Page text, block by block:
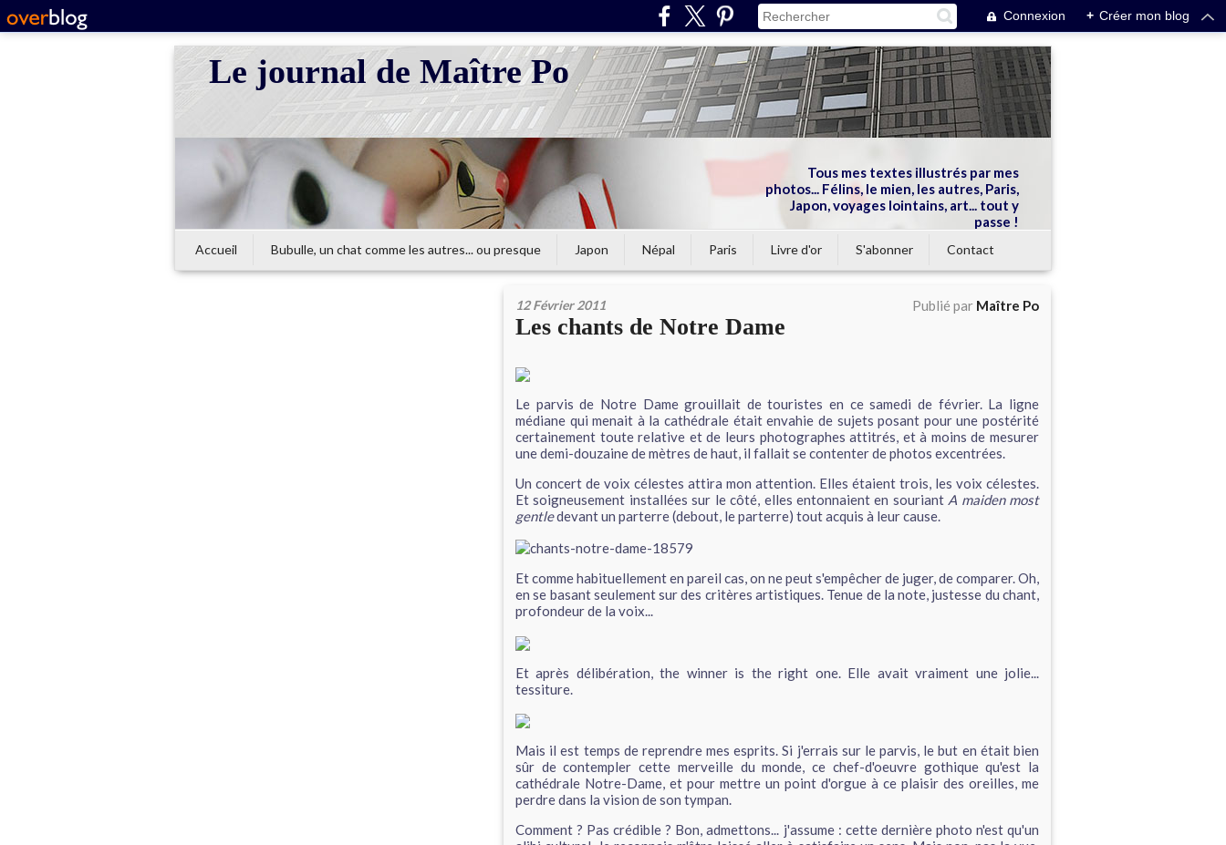
Connexion + Créer mon blog
Le journal de Maître Po
Tous mes textes illustrés par mes
photos... Félins, le mien, les autres, Paris,
Japon, voyages lointains, art... tout y
passe !
Accueil Bubulle, un chat comme les autres... ou presque Japon Népal Paris Livre d'or S'abonner Contact
12 Février 2011 Publié par Maître Po
Les chants de Notre Dame
Le parvis de Notre Dame grouillait de touristes en ce samedi de février. La ligne
médiane qui menait à la cathédrale était envahie de sujets posant pour une postérité
certainement toute relative et de leurs photographes attitrés, et à moins de mesurer
une demi-douzaine de mètres de haut, il fallait se contenter de photos excentrées.
Un concert de voix célestes attira mon attention. Elles étaient trois, les voix célestes.
Et soigneusement installées sur le côté, elles entonnaient en souriant A maiden most
gentledevant un parterre (debout, le parterre) tout acquis à leur cause.
Et comme habituellement en pareil cas, on ne peut s'empêcher de juger, de comparer. Oh,
en se basant seulement sur des critères artistiques. Tenue de la note, justesse du chant,
profondeur de la voix...
Et après délibération, the winner is the right one. Elle avait vraiment une jolie...
tessiture.
Mais il est temps de reprendre mes esprits. Si j'errais sur le parvis, le but en était bien
sûr de contempler cette merveille du monde, ce chef-d'oeuvre gothique qu'est la
cathédrale Notre-Dame, et pour mettre un point d'orgue à ce plaisir des oreilles, me
perdre dans la vision de son tympan.
Comment ? Pas crédible ? Bon, admettons... j'assume : cette dernière photo n'est qu'un